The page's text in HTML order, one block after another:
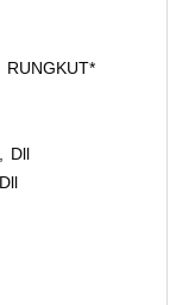
RUNGKUT*
Dll